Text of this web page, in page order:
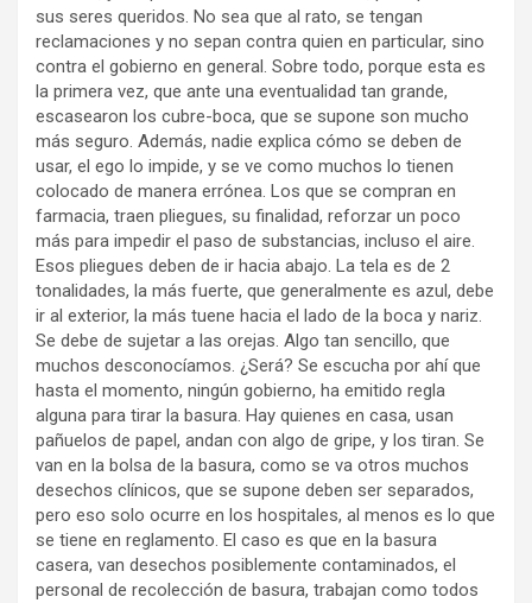
sus seres queridos. No sea que al rato, se tengan
reclamaciones y no sepan contra quien en particular, sino
contra el gobierno en general. Sobre todo, porque esta es
la primera vez, que ante una eventualidad tan grande,
escasearon los cubre-boca, que se supone son mucho
más seguro. Además, nadie explica cómo se deben de
usar, el ego lo impide, y se ve como muchos lo tienen
colocado de manera errónea. Los que se compran en
farmacia, traen pliegues, su finalidad, reforzar un poco
más para impedir el paso de substancias, incluso el aire.
Esos pliegues deben de ir hacia abajo. La tela es de 2
tonalidades, la más fuerte, que generalmente es azul, debe
ir al exterior, la más tuene hacia el lado de la boca y nariz.
Se debe de sujetar a las orejas. Algo tan sencillo, que
muchos desconocíamos. ¿Será? Se escucha por ahí que
hasta el momento, ningún gobierno, ha emitido regla
alguna para tirar la basura. Hay quienes en casa, usan
pañuelos de papel, andan con algo de gripe, y los tiran. Se
van en la bolsa de la basura, como se va otros muchos
desechos clínicos, que se supone deben ser separados,
pero eso solo ocurre en los hospitales, al menos es lo que
se tiene en reglamento. El caso es que en la basura
casera, van desechos posiblemente contaminados, el
personal de recolección de basura, trabajan como todos